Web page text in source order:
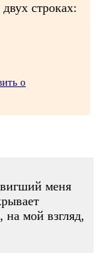
строках:
о
меня
на мой взгляд,